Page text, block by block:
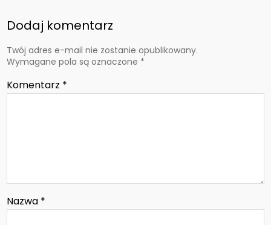
Dodaj komentarz
Twój adres e-mail nie zostanie opublikowany.
Wymagane pola są oznaczone *
Komentarz *
Nazwa *